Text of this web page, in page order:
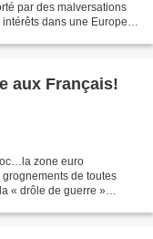
par des malversations
dans une Europe
aux Français!
zone euro
de toutes
« drôle de guerre »